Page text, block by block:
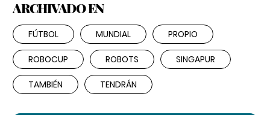
ARCHIVADO EN
FÚTBOL MUNDIAL PROPIO
ROBOCUP ROBOTS SINGAPUR
TAMBIÉN TENDRÁN